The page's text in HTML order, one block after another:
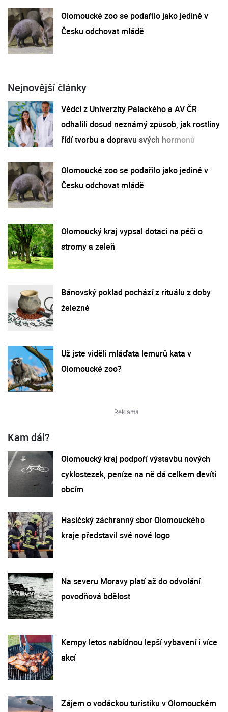
Olomoucké zoo se podařilo jako jediné v
Česku odchovat mládě
Nejnovější články
Vědci z Univerzity Palackého a AV ČR
odhalili dosud neznámý způsob, jak rostliny
řídí tvorbu a dopravu svých hormonů
Olomoucké zoo se podařilo jako jediné v
Česku odchovat mládě
Olomoucký kraj vypsal dotaci na péči o
stromy a zeleň
Bánovský poklad pochází z rituálu z doby
železné
Už jste viděli mláďata lemurů kata v
Olomoucké zoo?
Kam dál?
Olomoucký kraj podpoří výstavbu nových
cyklostezek, peníze na ně dá celkem devíti
obcím
Hasičský záchranný sbor Olomouckého
kraje představil své nové logo
Na severu Moravy platí až do odvolání
povodňová bdělost
Kempy letos nabídnou lepší vybavení i více
akcí
Zájem o vodáckou turistiku v Olomouckém